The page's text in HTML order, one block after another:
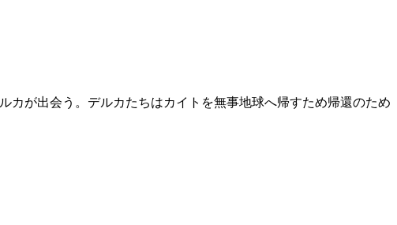
が出会う。デルカたちはカイトを無事地球へ帰すため帰還のため